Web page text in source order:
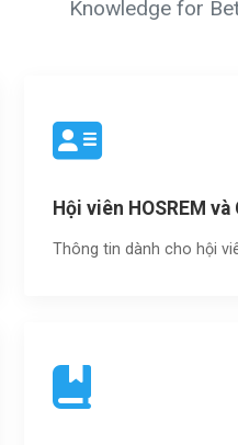
Knowledge for
Hội viên HOSREM
Thông tin dành cho hội